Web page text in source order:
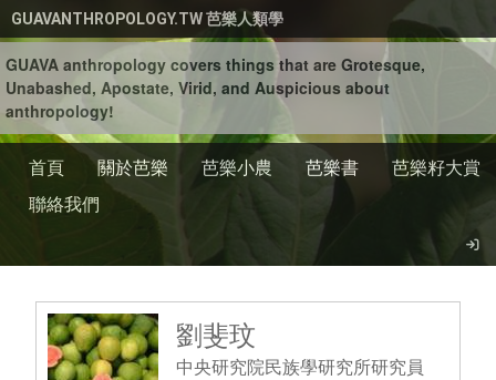
移至主內容
GUAVANTHROPOLOGY.TW 芭樂人類學
GUAVA anthropology covers things that are Grotesque,
Unabashed, Apostate, Virid, and Auspicious about
anthropology!
首頁 關於芭樂 芭樂小農 芭樂書
芭樂籽大賞
聯絡我們
劉斐玟
中央研究院民族學研究所研究員